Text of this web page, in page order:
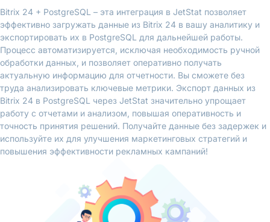
Bitrix 24 + PostgreSQL – эта интеграция в JetStat позволяет
эффективно загружать данные из Bitrix 24 в вашу аналитику и
экспортировать их в PostgreSQL для дальнейшей работы.
Процесс автоматизируется, исключая необходимость ручной
обработки данных, и позволяет оперативно получать
актуальную информацию для отчетности. Вы сможете без
труда анализировать ключевые метрики. Экспорт данных из
Bitrix 24 в PostgreSQL через JetStat значительно упрощает
работу с отчетами и анализом, повышая оперативность и
точность принятия решений. Получайте данные без задержек и
используйте их для улучшения маркетинговых стратегий и
повышения эффективности рекламных кампаний!